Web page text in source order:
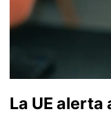
La UE alerta